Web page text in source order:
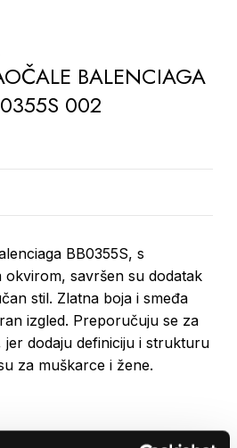
BALENCIAGA
002
BB0355S, s
okvirom, savršen su dodatak
stil. Zlatna boja i smeđa
izgled. Preporučuju se za
dodaju definiciju i strukturu
za muškarce i žene.